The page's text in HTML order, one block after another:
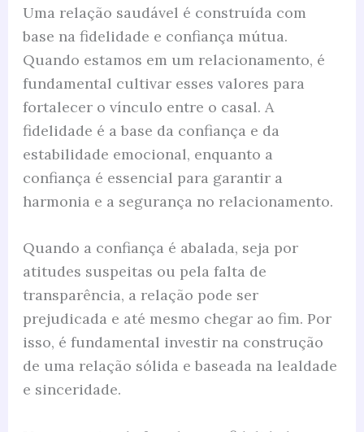
Uma relação saudável é construída com
base na fidelidade e confiança mútua.
Quando estamos em um relacionamento, é
fundamental cultivar esses valores para
fortalecer o vínculo entre o casal. A
fidelidade é a base da confiança e da
estabilidade emocional, enquanto a
confiança é essencial para garantir a
harmonia e a segurança no relacionamento.
Quando a confiança é abalada, seja por
atitudes suspeitas ou pela falta de
transparência, a relação pode ser
prejudicada e até mesmo chegar ao fim. Por
isso, é fundamental investir na construção
de uma relação sólida e baseada na lealdade
e sinceridade.